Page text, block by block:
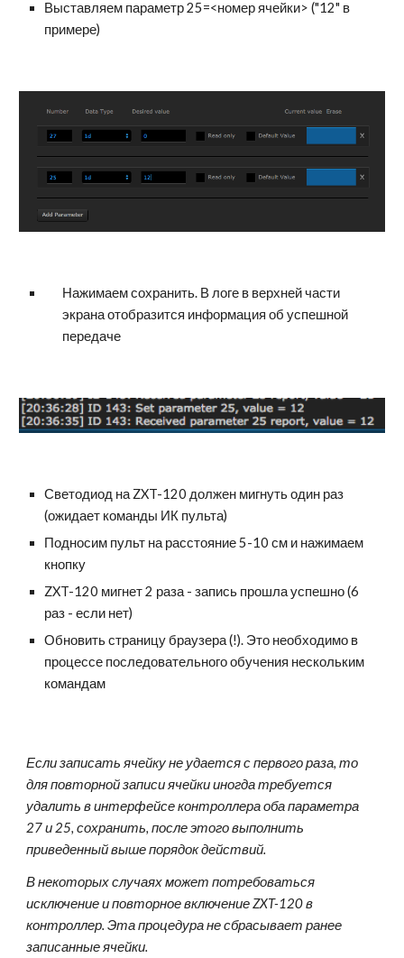
Выставляем параметр 25=<номер ячейки> ("12" в
примере)
Нажимаем сохранить. В логе в верхней части
экрана отобразится информация об успешной
передаче
Светодиод на ZXT-120 должен мигнуть один раз
(ожидает команды ИК пульта)
Подносим пульт на расстояние 5-10 см и нажимаем
кнопку
ZXT-120 мигнет 2 раза - запись прошла успешно (6
раз - если нет)
Обновить страницу браузера (!). Это необходимо в
процессе последовательного обучения нескольким
командам
Если записать ячейку не удается с первого раза, то
для повторной записи ячейки иногда требуется
удалить в интерфейсе контроллера оба параметра
27 и 25, сохранить, после этого выполнить
приведенный выше порядок действий.
В некоторых случаях может потребоваться
исключение и повторное включение ZXT-120 в
контроллер. Эта процедура не сбрасывает ранее
записанные ячейки.